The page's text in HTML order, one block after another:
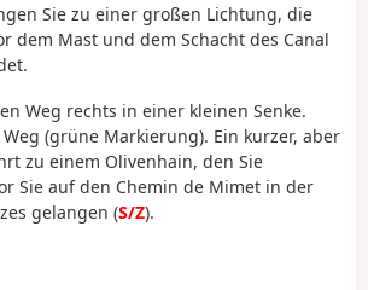
Sie zu einer großen Lichtung, die
dem Mast und dem Schacht des Canal
Weg rechts in einer kleinen Senke.
Weg (grüne Markierung). Ein kurzer, aber
zu einem Olivenhain, den Sie
Sie auf den Chemin de Mimet in der
gelangen (S/Z).